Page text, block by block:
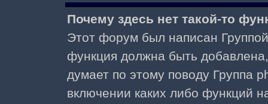
Почему здесь нет такой-то
Этот форум был написан
функция должна быть
думает по этому поводу Группа
включении каких либо функций